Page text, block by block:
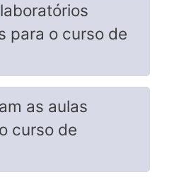
para o curso de
as aulas
curso de